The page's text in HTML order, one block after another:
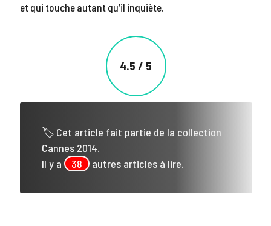
et qui touche autant qu’il inquiète.
4.5 / 5
🏷 Cet article fait partie de la collection
Cannes 2014.
Il y a
38 autres articles à lire.